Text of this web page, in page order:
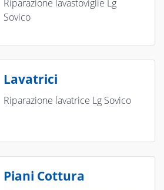
Riparazione lavastoviglie Lg
Sovico
Lavatrici
Riparazione lavatrice Lg Sovico
Piani Cottura